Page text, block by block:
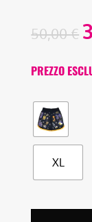
50,00€
PREZZO
XL